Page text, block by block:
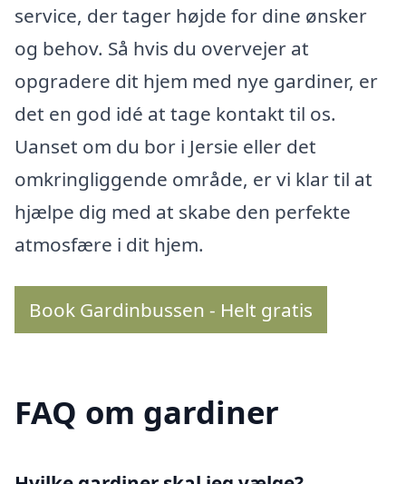
service, der tager højde for dine ønsker
og behov. Så hvis du overvejer at
opgradere dit hjem med nye gardiner, er
det en god idé at tage kontakt til os.
Uanset om du bor i Jersie eller det
omkringliggende område, er vi klar til at
hjælpe dig med at skabe den perfekte
atmosfære i dit hjem.
Book Gardinbussen - Helt gratis
FAQ om gardiner